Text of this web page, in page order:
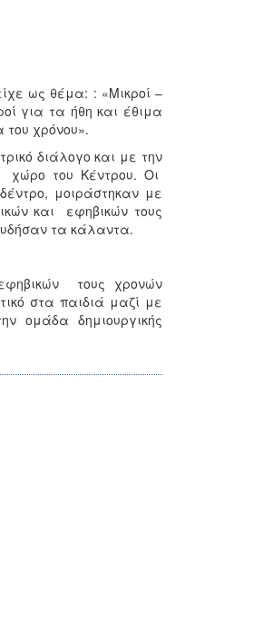
ως θέμα: : «Μικροί –
για τα ήθη και έθιμα
χρόνου».
διάλογο και με την
του Κέντρου. Οι
μοιράστηκαν με
και εφηβικών τους
τα κάλαντα.
τους χρονών
στα παιδιά μαζί με
ομάδα δημιουργικής